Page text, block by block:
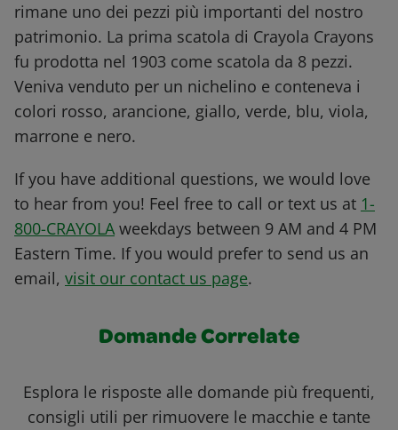
rimane uno dei pezzi più importanti del nostro
patrimonio. La prima scatola di Crayola Crayons
fu prodotta nel 1903 come scatola da 8 pezzi.
Veniva venduto per un nichelino e conteneva i
colori rosso, arancione, giallo, verde, blu, viola,
marrone e nero.
If you have additional questions, we would love
to hear from you! Feel free to call or text us at 1-
800-CRAYOLA weekdays between 9 AM and 4 PM
Eastern Time. If you would prefer to send us an
email, visit our contact us page.
Domande Correlate
Esplora le risposte alle domande più frequenti,
consigli utili per rimuovere le macchie e tante